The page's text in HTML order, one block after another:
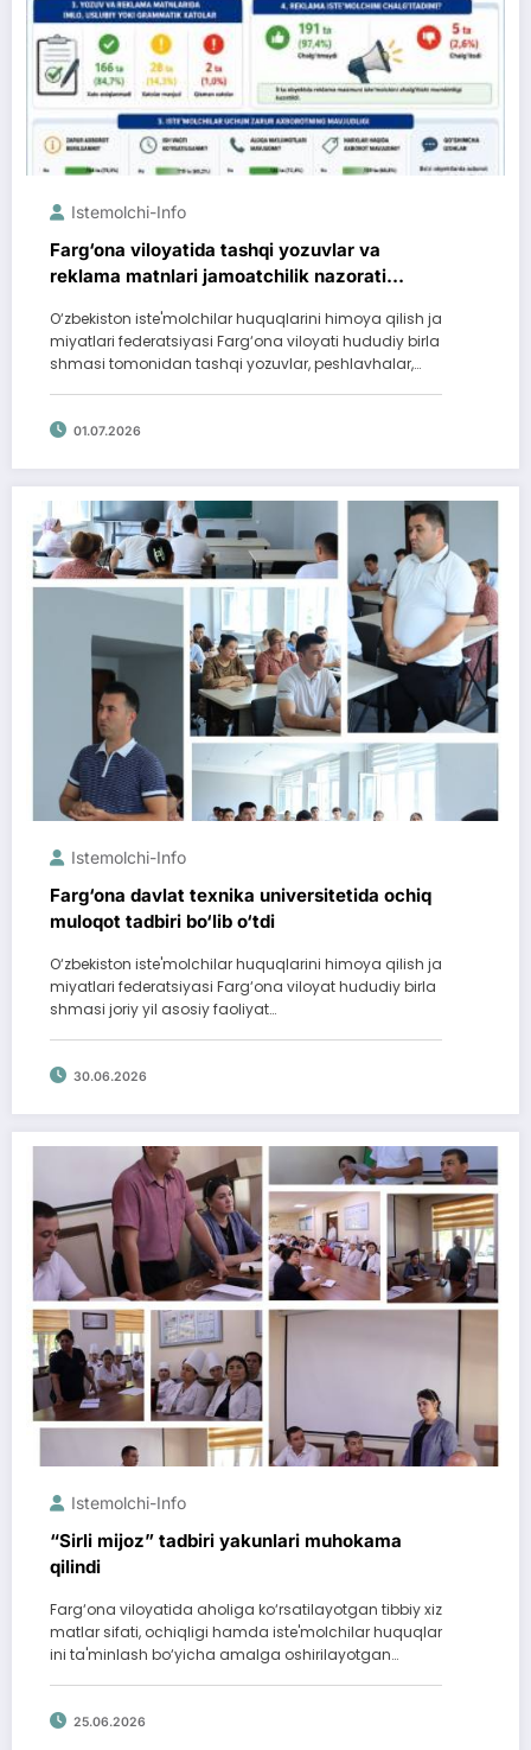
Istemolchi-Info
Farg‘ona viloyatida tashqi yozuvlar va
reklama matnlari jamoatchilik nazorati
O‘zbekiston iste'molchilar huquqlarini himoya qilish ja
miyatlari federatsiyasi Farg‘ona viloyati hududiy birla
shmasi tomonidan tashqi yozuvlar, peshlavhalar,…
01.07.2026
Istemolchi-Info
Farg‘ona davlat texnika universitetida ochiq
muloqot tadbiri bo‘lib o‘tdi
O‘zbekiston iste'molchilar huquqlarini himoya qilish ja
miyatlari federatsiyasi Farg‘ona viloyat hududiy birla
shmasi joriy yil asosiy faoliyat…
30.06.2026
Istemolchi-Info
“Sirli mijoz” tadbiri yakunlari muhokama
qilindi
Farg‘ona viloyatida aholiga ko‘rsatilayotgan tibbiy xiz
matlar sifati, ochiqligi hamda iste'molchilar huquqlar
ini ta'minlash bo‘yicha amalga oshirilayotgan…
25.06.2026